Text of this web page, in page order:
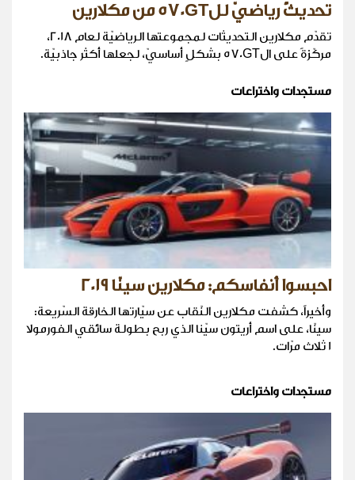
تحديثٌ رياضيّ لل570GT من مكلارين
تقدّم مكلارين التحديثات لمجموعتها الرياضيّة لعام 2018،
مركّزةً على ال570GT بشكلٍ أساسيّ، لجعلها أكثر جاذبيّة.
مستجدات واختراعات
احبسوا أنفاسكم: مكلارين سينّا 2019
وأخيراً، كشفت مكلارين النّقاب عن سيّارتها الخارقة السّريعة:
سينّا، على اسم أريتون سيّنا الذي ربح بطولة سائقي الفورمولا
1 ثلاث مرّات.
مستجدات واختراعات